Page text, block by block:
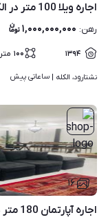
اجاره ویلا 100 متر در الکله
رهن: ۱,۰۰۰,۰۰۰,۰۰۰
۱۳۹۴ ۱۰۰ متر
نشتارود، الکله | ساعاتی پیش
۱۶
اجاره آپارتمان 180 متر در الکله